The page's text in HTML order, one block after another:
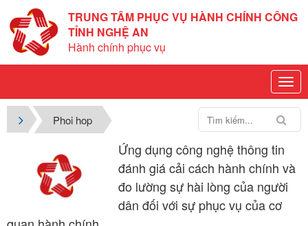
TRUNG TÂM PHỤC VỤ HÀNH CHÍNH CÔNG
TỈNH NGHỆ AN
Hành chính phục vụ
Phoi hop
Ứng dụng công nghệ thông tin
đánh giá cải cách hành chính và
đo lường sự hài lòng của người
dân đối với sự phục vụ của cơ